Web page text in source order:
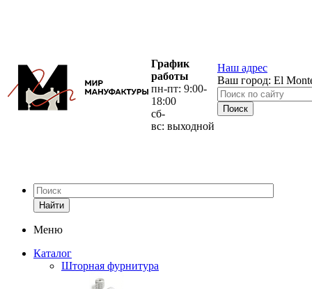
График
работы
пн-пт: 9:00-
18:00
сб-
вс: выходной
Наш адрес
Ваш город: El
Найти
Меню
Каталог
Шторная фурнитура